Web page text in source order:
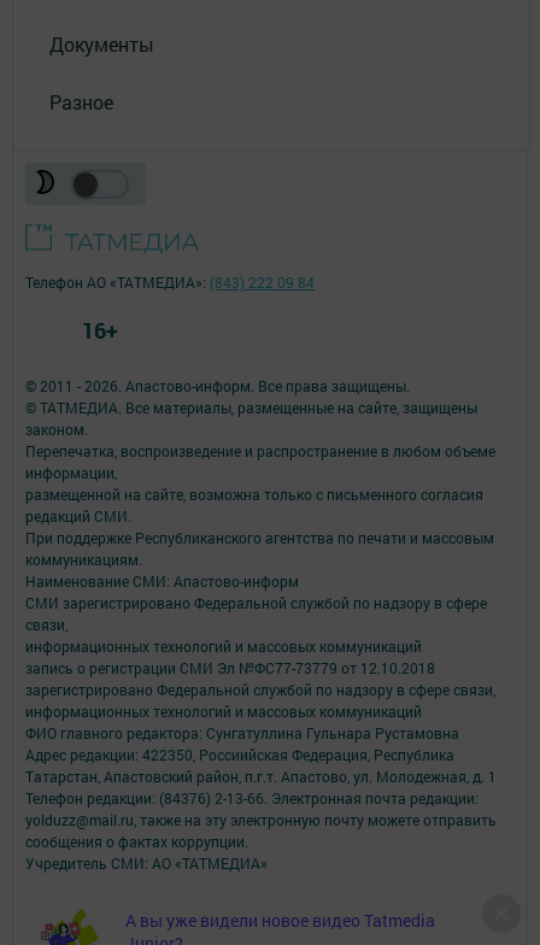
Документы
Разное
А вы уже видели новое видео Tatmedia
© 2011 - 2026. Апастово-информ. Все права защищены.
© ТАТМЕДИА. Все материалы, размещенные на сайте, защищены
законом.
Перепечатка, воспроизведение и распространение в любом объеме
информации,
размещенной на сайте, возможна только с письменного согласия
редакций СМИ.
При поддержке Республиканского агентства по печати и массовым
коммуникациям.
Наименование СМИ: Апастово-информ
СМИ зарегистрировано Федеральной службой по надзору в сфере
связи,
информационных технологий и массовых коммуникаций
запись о регистрации СМИ Эл №ФС77-73779 от 12.10.2018
зарегистрировано Федеральной службой по надзору в сфере связи,
информационных технологий и массовых коммуникаций
ФИО главного редактора: Сунгатуллина Гульнара Рустамовна
Адрес редакции: 422350, Россиийская Федерация, Республика
Татарстан, Апастовский район, п.г.т. Апастово, ул. Молодежная, д. 1
Телефон редакции: (84376) 2-13-66. Электронная почта редакции:
yolduzz@mail.ru, также на эту электронную почту можете отправить
сообщения о фактах коррупции.
Учредитель СМИ: АО «ТАТМЕДИА»
Антикоррупционная политика
АО «ТАТМЕДИА» использует «cookie»для персонализации сервисов и
Телефон АО «ТАТМЕДИА»: (843) 222 09 84
16+